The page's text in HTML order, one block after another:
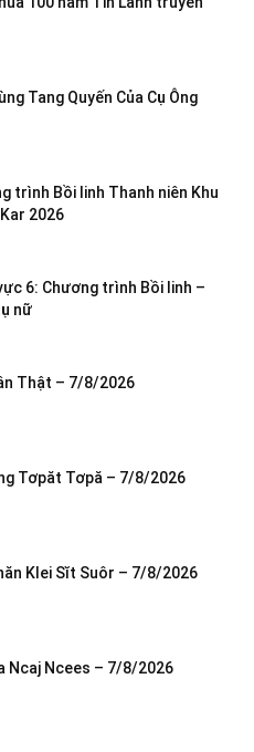
Tang Quyến Của Cụ Ông
trình Bồi linh Thanh niên Khu
2026
6: Chương trình Bồi linh –
nữ
Thật – 7/8/2026
Tơpăt Tơpă – 7/8/2026
Klei Sĭt Suôr – 7/8/2026
Ncaj Ncees – 7/8/2026